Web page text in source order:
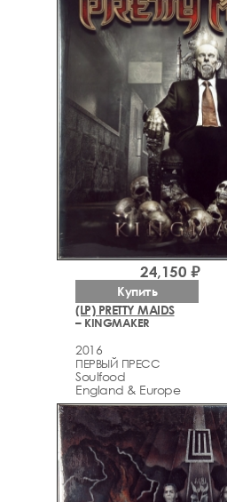
(LP) PRETTY MAIDS
– KINGMAKER
2016
ПЕРВЫЙ ПРЕСС
Soulfood
England & Europe
24,150 ₽
Купить